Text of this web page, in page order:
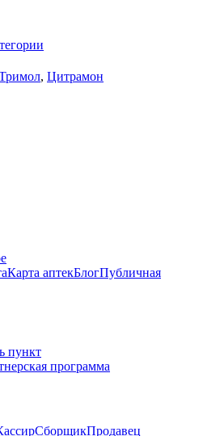
, Цитрамон
Карта аптекБлогПубличная
пункт
программа
СборщикПродавец